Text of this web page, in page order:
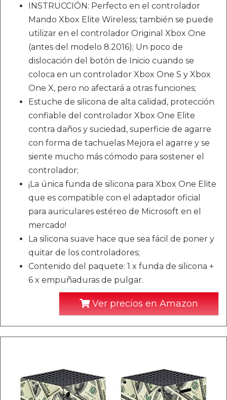
INSTRUCCIÓN: Perfecto en el controlador
Mando Xbox Elite Wireless; también se puede
utilizar en el controlador Original Xbox One
(antes del modelo 8.2016); Un poco de
dislocación del botón de Inicio cuando se
coloca en un controlador Xbox One S y Xbox
One X, pero no afectará a otras funciones;
Estuche de silicona de alta calidad, protección
confiable del controlador Xbox One Elite
contra daños y suciedad, superficie de agarre
con forma de tachuelas Mejora el agarre y se
siente mucho más cómodo para sostener el
controlador;
¡La única funda de silicona para Xbox One Elite
que es compatible con el adaptador oficial
para auriculares estéreo de Microsoft en el
mercado!
La silicona suave hace que sea fácil de poner y
quitar de los controladores;
Contenido del paquete: 1 x funda de silicona +
6 x empuñaduras de pulgar.
Ver precios en Amazon